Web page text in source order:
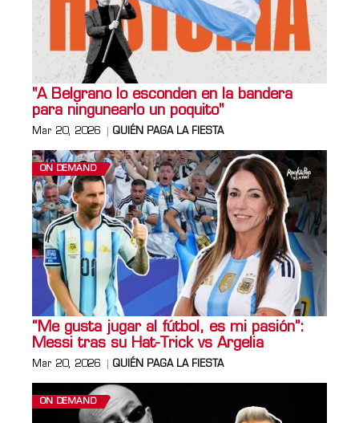
"A Belgrano lo esconden en la bandera
para ningunearlo un poquito"
Mar 20, 2026 QUIÉN PAGA LA FIESTA
ON DEMAND
“Me gusta jugar al fútbol, es mi pasión”:
Messi tras su Hat-Trick vs Argelia
Mar 20, 2026 QUIÉN PAGA LA FIESTA
ON DEMAND